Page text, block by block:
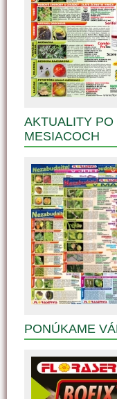
AKTUALITY PO
MESIACOCH
PONÚKAME